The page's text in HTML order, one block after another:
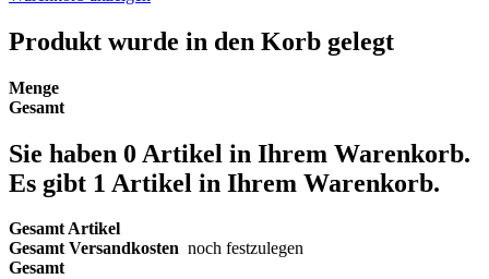
Produkt wurde in den Korb gelegt
Menge
Gesamt
Sie haben 0 Artikel in Ihrem Warenkorb.
Es gibt 1 Artikel in Ihrem Warenkorb.
Gesamt Artikel
Gesamt Versandkosten noch festzulegen
Gesamt